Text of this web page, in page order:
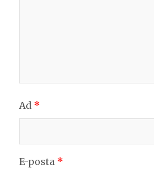
Ad *
E-posta *